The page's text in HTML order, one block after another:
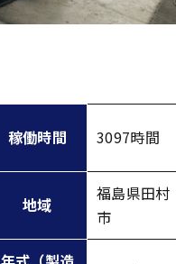
稼働時間 3097時間
地域
福島県田村
市